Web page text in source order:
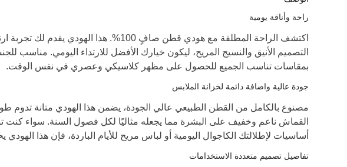
راحة وأناقة يومية
اكتشف الراحة المطلقة مع هودي قطن صافٍ 100%. هذا الهودي
التصميم الأنيق والنسيج المريح، ليكون خيارك الأفضل للارتداء اليومي. مناسب
بمقاسات تناسب الجميع للحصول على مظهر كلاسيكي وعصري في نفس الوقت.
جودة عالية واضافة دائمة لخزانة الملابس
مصنوع بالكامل من القطن الطبيعي عالي الجودة، يضمن هذا الهودي متانة تدوم
القماش ناعم وخفيف على البشرة مما يجعله مثاليًا لكل فصول السنة. سواء
أساسيات لإطلالتك الكاجوال اليومية أو لباس مريح للأيام الباردة، فإن هذا
تفاصيل تصميم متعددة الاستخدامات